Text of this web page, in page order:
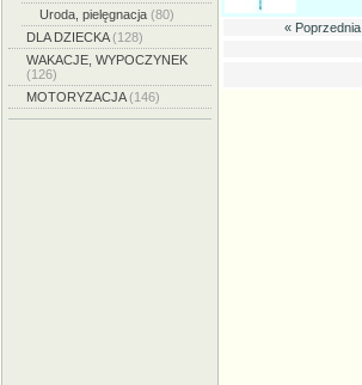
Uroda, pielęgnacja (80)
DLA DZIECKA(128)
WAKACJE, WYPOCZYNEK
(126)
MOTORYZACJA(146)
« Poprzednia